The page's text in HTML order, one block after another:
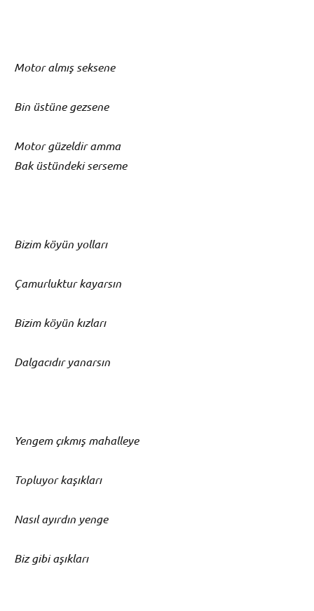
Motor almış seksene
Bin üstüne gezsene
Motor güzeldir amma
Bak üstündeki serseme
Bizim köyün yolları
Çamurluktur kayarsın
Bizim köyün kızları
Dalgacıdır yanarsın
Yengem çıkmış mahalleye
Topluyor kaşıkları
Nasıl ayırdın yenge
Biz gibi aşıkları